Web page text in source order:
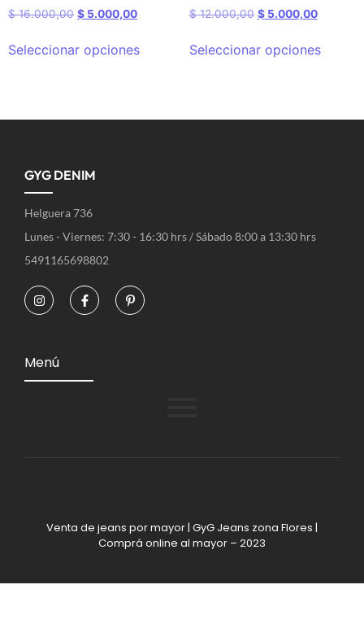
$16.000,00 $ 5.000,00
Seleccionar opciones
$12.000,00 $5.000,00
Seleccionar opciones
GYG DENIM
Helguera 736
Lunes - Viernes: 7:30 - 16:30 hrs / Sábado 8:00 a 13:30 hrs
5491165698802
Menú
Venta de jeans por mayor | GyG Jeans zona Flores |
Comprá online al mayor – 2023